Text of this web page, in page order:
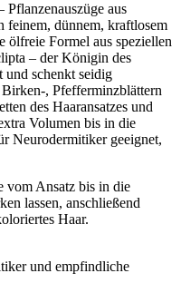
aus
feinem, dünnem, kraftlosem
ölfreie Formel aus speziellen
– der Königin des
und schenkt seidig
, Pfefferminzblättern
des Haaransatzes und
Volumen bis in die
Neurodermitiker geeignet,
vom Ansatz bis in die
lassen, anschließend
Haar.
und empfindliche